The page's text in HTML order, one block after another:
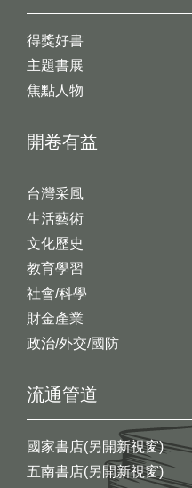
開卷有益
台灣采風
生活藝術
文化歷史
教育學習
社會/科學
財金產業
政治/外交/國防
得獎好書
主題書展
焦點人物
流通管道
國家書店(另開新視窗)
五南書店(另開新視窗)